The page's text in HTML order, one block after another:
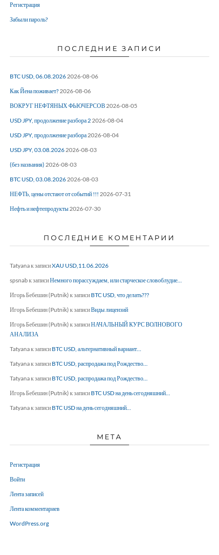
Регистрация
Забыли пароль?
ПОСЛЕДНИЕ ЗАПИСИ
BTC USD, 06.08.2026 2026-08-06
Как Йена поживает? 2026-08-06
ВОКРУГ НЕФТЯНЫХ ФЬЮЧЕРСОВ 2026-08-05
USD JPY, продолжение разбора 2 2026-08-04
USD JPY, продолжение разбора 2026-08-04
USD JPY, 03.08.2026 2026-08-03
(без названия) 2026-08-03
BTC USD, 03.08.2026 2026-08-03
НЕФТЬ, цены отстают от событий !!! 2026-07-31
Нефть и нефтепродукты 2026-07-30
ПОСЛЕДНИЕ КОМЕНТАРИИ
Tatyanaк записиXAU USD,11.06.2026
spsnabк записиНемного порассуждаем, или старческое словоблудие…
Игорь Бебешин (Putnik) к записи BTC USD, что делать???
Игорь Бебешин (Putnik) к записиВиды лицензий
Игорь Бебешин (Putnik) к записиНАЧАЛЬНЫЙ КУРС ВОЛНОВОГО
АНАЛИЗА
Tatyanaк записи BTC USD, альтернативный вариант…
Tatyanaк записи BTC USD, распродажа под Рождество…
Tatyanaк записи BTC USD, распродажа под Рождество…
Игорь Бебешин (Putnik) к записи BTC USD на день сегодняшний…
Tatyanaк записи BTC USD на день сегодняшний…
МЕТА
Регистрация
Войти
Лента записей
Лента комментариев
WordPress.org